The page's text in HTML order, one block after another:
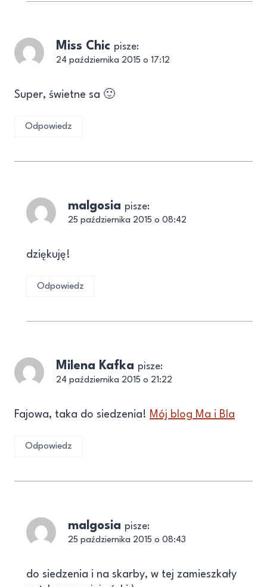
Miss Chic pisze:
24 października 2015 o 17:12
Super, świetne sa 🙂
Odpowiedz
malgosia pisze:
25 października 2015 o 08:42
dziękuję!
Odpowiedz
Milena Kafka pisze:
24 października 2015 o 21:22
Fajowa, taka do siedzenia! Mój blog Ma i Bla
Odpowiedz
malgosia pisze:
25 października 2015 o 08:43
do siedzenia i na skarby, w tej zamieszkały